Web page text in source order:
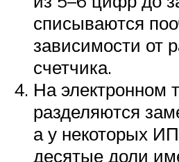
списываются
зависимости от
счетчика.
На электронном
разделяются
а у некоторых
десятые доли